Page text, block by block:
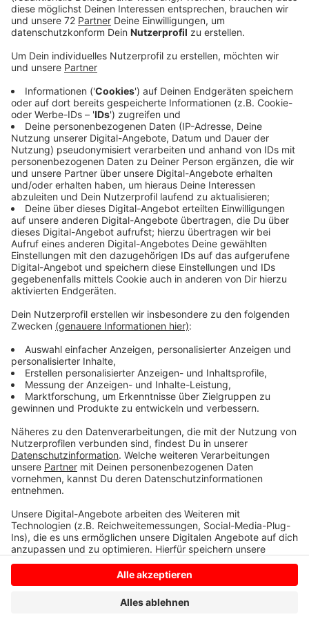
Anzeige
Mit ihrer neuen Single "Lover" ist TayTay, wie sie von
musikalischen Wurzeln gegangen. Denn ursprünglich
kommt Taylor aus der Country-Szene, wie ihre ersten
Hits in den USA beweisen. Kooperationen mit
verschiedenen Autorenteams sind später deutlich
poppiger geworden. Die neue Single hat sie aber
wieder komplett alleine geschrieben.Dies erzählte
einer ihrer Co-Autoren in einem Interview. Anspielungen
darauf findet man im Video zum Song, denn darin spielt
sie alle Instrumente selbst. Da ihre Fans ja auch sehr
gerne Anspielungen und versteckte Botschaften in all
ihren Videos, Tweets oder Instagram Stories
sehen,darf sowas in "Lover auch nicht fehlen. Natürlich
hören die Fans in dem Text deutliche Hinweise auf
eine anstehende Hochzeit mit ihrem Freund Joe
Alwyn. Vielleicht hat TayTay ja deshalb den Text ganz
alleine geschrieben.
Anzeige
Anzeige